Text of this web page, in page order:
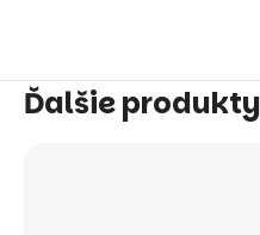
Ďalšie